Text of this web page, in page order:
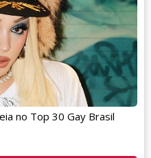
no Top 30 Gay Brasil